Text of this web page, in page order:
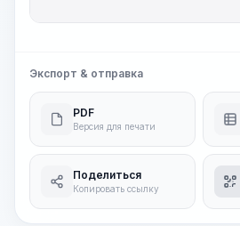
Экспорт & отправка
PDF
Версия для печати
Поделиться
Копировать ссылку